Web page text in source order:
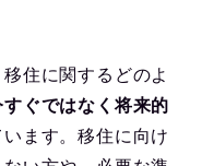
移住に関するどのよ
すぐではなく将来的
ます。移住に向け